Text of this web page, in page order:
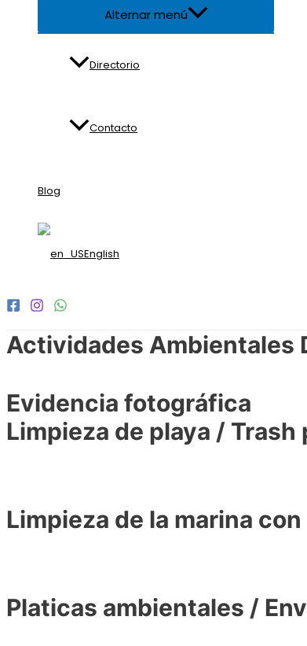
Alternar menú
Directorio
Contacto
Blog
English
Actividades Ambientales
Evidencia fotográfica
Limpieza de playa / Trash
Limpieza de la marina
Platicas ambientales /